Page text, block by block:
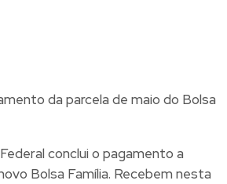
conclui o pagamento a
Bolsa Família. Recebem nesta